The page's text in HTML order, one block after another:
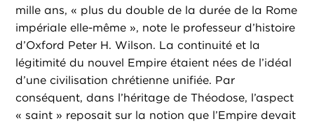
mille ans, « plus du double de la durée de la Rome
impériale elle-même », note le professeur d’histoire
d’Oxford Peter H. Wilson. La continuité et la
légitimité du nouvel Empire étaient nées de l’idéal
d’une civilisation chrétienne unifiée. Par
conséquent, dans l’héritage de Théodose, l’aspect
« saint » reposait sur la notion que l’Empire devait